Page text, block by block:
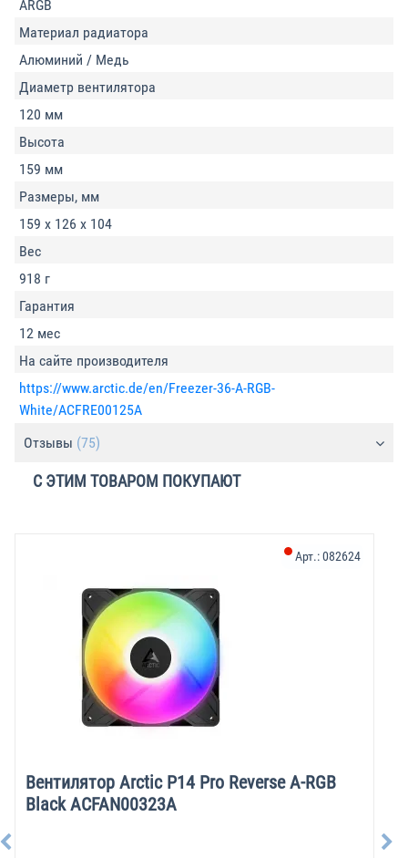
ARGB
Материал радиатора
Алюминий / Медь
Диаметр вентилятора
120 мм
Высота
159 мм
Размеры, мм
159 х 126 х 104
Вес
918 г
Гарантия
12 мес
На сайте производителя
https://www.arctic.de/en/Freezer-36-A-RGB-
White/ACFRE00125A
Отзывы (75)
С ЭТИМ ТОВАРОМ ПОКУПАЮТ
Вентилятор Arctic P14 Pro Reverse A-RGB
Black ACFAN00323A
Арт.:082624